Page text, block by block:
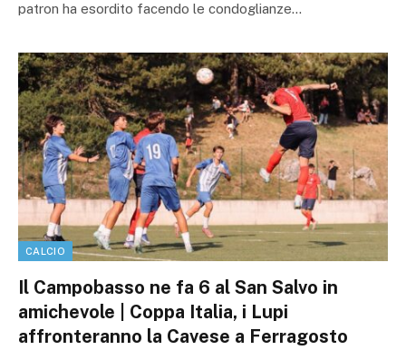
patron ha esordito facendo le condoglianze…
CALCIO
Il Campobasso ne fa 6 al San Salvo in
amichevole | Coppa Italia, i Lupi
affronteranno la Cavese a Ferragosto